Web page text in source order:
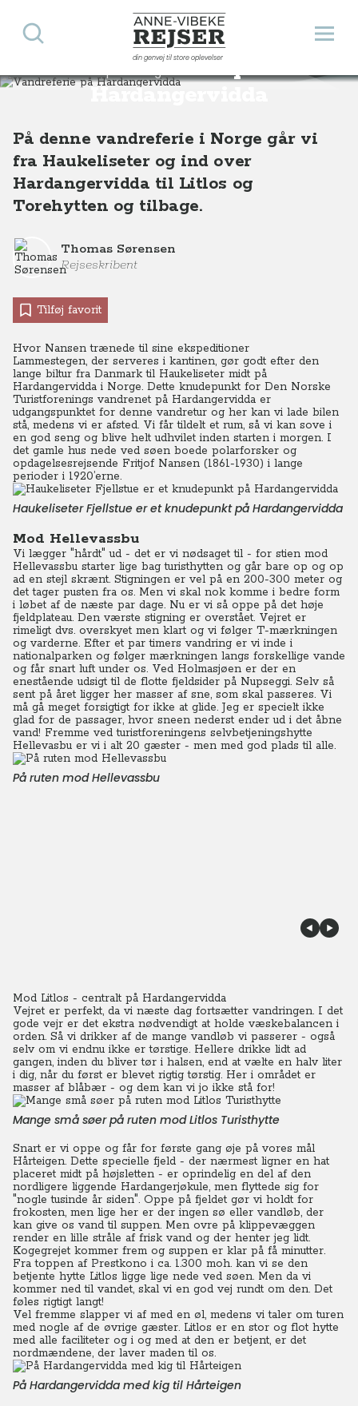
Anne-Vibeke Rejser
din genvej til store oplevelser
Åbn
Søg
Vandreferie på
Hardangervidda
Destinationer Europa Norge Vandreferie på Hardangervidda, Norge
På denne vandreferie i Norge går vi
fra Haukeliseter og ind over
Hardangervidda til Litlos og
Torehytten og tilbage.
Thomas Sørensen
Rejseskribent
Tilføj favorit
Hvor Nansen trænede til sine ekspeditioner
Lammestegen, der serveres i kantinen, gør godt efter den
lange biltur fra Danmark til Haukeliseter midt på
Hardangervidda i Norge. Dette knudepunkt for Den Norske
Turistforenings vandrenet på Hardangervidda er
udgangspunktet for denne vandretur og her kan vi lade bilen
stå, medens vi er afsted. Vi får tildelt et rum, så vi kan sove i
en god seng og blive helt udhvilet inden starten i morgen. I
det gamle hus nede ved søen boede polarforsker og
opdagelsesrejsende Fritjof Nansen (1861-1930) i lange
perioder i 1920’erne.
Haukeliseter Fjellstue er et knudepunkt på Hardangervidda
Mod Hellevassbu
Vi lægger "hårdt" ud - det er vi nødsaget til - for stien mod
Hellevassbu starter lige bag turisthytten og går bare op og op
ad en stejl skrænt. Stigningen er vel på en 200-300 meter og
det tager pusten fra os. Men vi skal nok komme i bedre form
i løbet af de næste par dage. Nu er vi så oppe på det høje
fjeldplateau. Den værste stigning er overstået. Vejret er
rimeligt dvs. overskyet men klart og vi følger T-mærkningen
og varderne. Efter et par timers vandring er vi inde i
nationalparken og følger mærkningen langs forskellige vande
og får snart luft under os. Ved Holmasjøen er der en
enestående udsigt til de flotte fjeldsider på Nupseggi. Selv så
sent på året ligger her masser af sne, som skal passeres. Vi
må gå meget forsigtigt for ikke at glide. Jeg er specielt ikke
glad for de passager, hvor sneen nederst ender ud i det åbne
vand! Fremme ved turistforeningens selvbetjeningshytte
Hellevasbu er vi i alt 20 gæster - men med god plads til alle.
På ruten mod Hellevassbu
Mod Litlos - centralt på Hardangervidda
Vejret er perfekt, da vi næste dag fortsætter vandringen. I det
gode vejr er det ekstra nødvendigt at holde væskebalancen i
orden. Så vi drikker af de mange vandløb vi passerer - også
selv om vi endnu ikke er tørstige. Hellere drikke lidt ad
gangen, inden du bliver tør i halsen, end at vælte en halv liter
i dig, når du først er blevet rigtig tørstig. Her i området er
masser af blåbær - og dem kan vi jo ikke stå for!
Mange små søer på ruten mod Litlos Turisthytte
Snart er vi oppe og får for første gang øje på vores mål
Hårteigen. Dette specielle fjeld - der nærmest ligner en hat
placeret midt på højsletten - er oprindelig en del af den
nordligere liggende Hardangerjøkule, men flyttede sig for
"nogle tusinde år siden". Oppe på fjeldet gør vi holdt for
frokosten, men lige her er der ingen sø eller vandløb, der
kan give os vand til suppen. Men ovre på klippevæggen
render en lille stråle af frisk vand og der henter jeg lidt.
Kogegrejet kommer frem og suppen er klar på få minutter.
Fra toppen af Prestkono i ca. 1.300 moh. kan vi se den
betjente hytte Litlos ligge lige nede ved søen. Men da vi
kommer ned til vandet, skal vi en god vej rundt om den. Det
føles rigtigt langt!
Vel fremme slapper vi af med en øl, medens vi taler om turen
med nogle af de øvrige gæster. Litlos er en stor og flot hytte
med alle faciliteter og i og med at den er betjent, er det
nordmændene, der laver maden til os.
På Hardangervidda med kig til Hårteigen